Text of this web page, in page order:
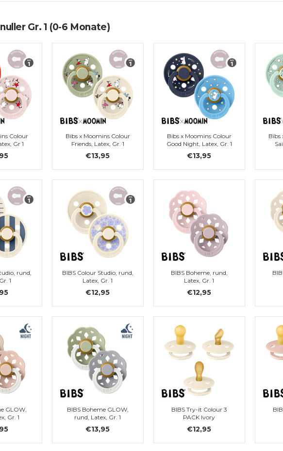
Gr. 1 (0-6 Monate)
Colour
Gr 1
Bibs x Moomins Colour
Friends, Latex, Gr. 1
€13,95
Bibs x Moomins Colour
Good Night, Latex, Gr. 1
€13,95
Bibs
rund,
1
BIBS Colour Studio, rund,
Latex, Gr. 1
€12,95
BIBS Boheme, rund,
Latex, Gr. 1
€12,95
GLOW,
Gr. 1
BIBS Boheme GLOW,
rund, Latex, Gr. 1
€13,95
BIBS Try-it Colour 3
PACK Ivory
€12,95